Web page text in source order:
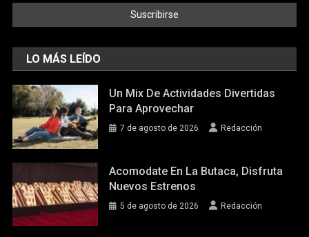
LO MÁS LEÍDO
Un Mix De Actividades Divertidas
Para Aprovechar
7 de agosto de 2026 Redacción
Acomodate En La Butaca, Disfruta
Nuevos Estrenos
5 de agosto de 2026 Redacción